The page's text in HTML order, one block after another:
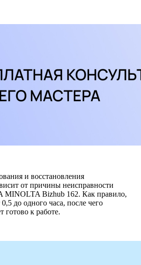
и восстановления
от причины неисправности
Bizhub 162. Как правило,
0,5 до одного часа, после чего
готово к работе.